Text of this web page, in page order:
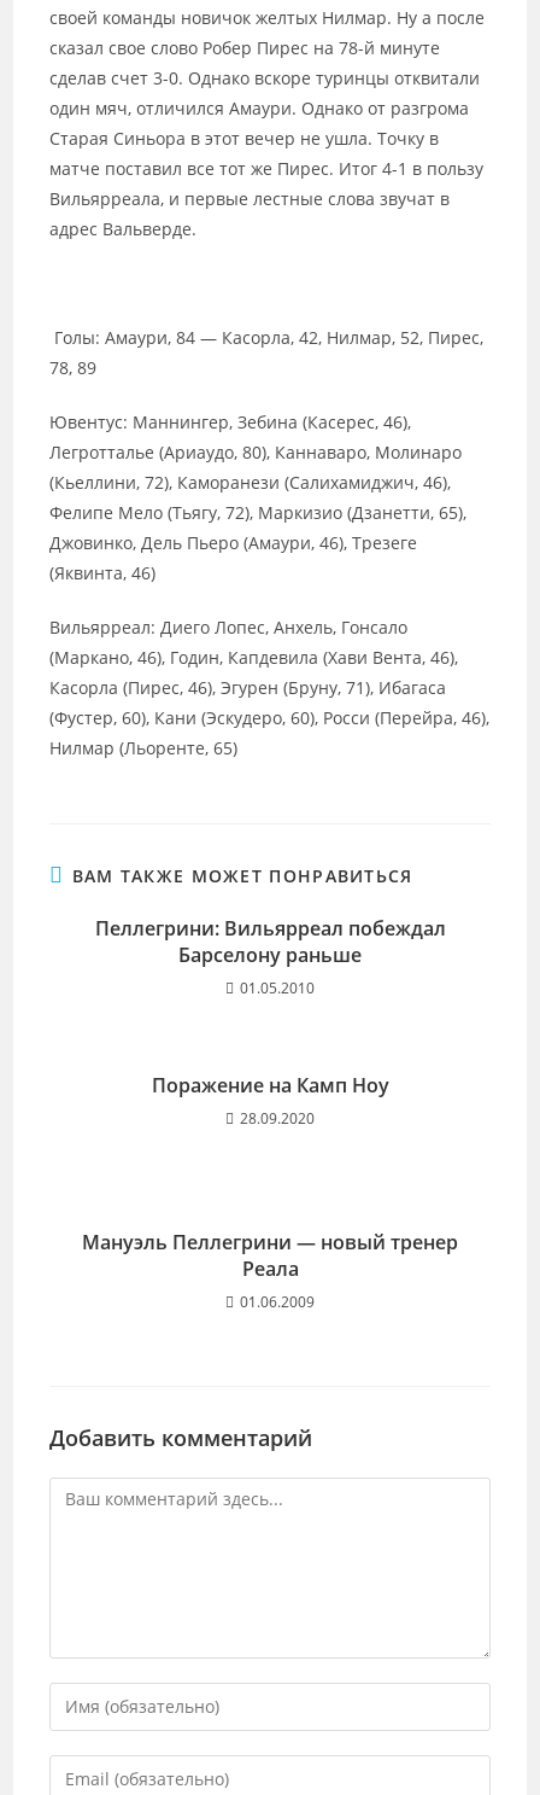
своей команды новичок желтых Нилмар. Ну а после
сказал свое слово Робер Пирес на 78-й минуте
сделав счет 3-0. Однако вскоре туринцы отквитали
один мяч, отличился Амаури. Однако от разгрома
Старая Синьора в этот вечер не ушла. Точку в
матче поставил все тот же Пирес. Итог 4-1 в пользу
Вильярреала, и первые лестные слова звучат в
адрес Вальверде.
Голы: Амаури, 84 — Касорла, 42, Нилмар, 52, Пирес,
78, 89
Ювентус: Маннингер, Зебина (Касерес, 46),
Легротталье (Ариаудо, 80), Каннаваро, Молинаро
(Кьеллини, 72), Каморанези (Салихамиджич, 46),
Фелипе Мело (Тьягу, 72), Маркизио (Дзанетти, 65),
Джовинко, Дель Пьеро (Амаури, 46), Трезеге
(Яквинта, 46)
Вильярреал: Диего Лопес, Анхель, Гонсало
(Маркано, 46), Годин, Капдевила (Хави Вента, 46),
Касорла (Пирес, 46), Эгурен (Бруну, 71), Ибагаса
(Фустер, 60), Кани (Эскудеро, 60), Росси (Перейра, 46),
Нилмар (Льоренте, 65)
ВАМ ТАКЖЕ МОЖЕТ ПОНРАВИТЬСЯ
Пеллегрини: Вильярреал побеждал
Барселону раньше
01.05.2010
Поражение на Камп Ноу
28.09.2020
Мануэль Пеллегрини — новый тренер
Реала
01.06.2009
Добавить комментарий
Комментарий
Введите
свое
имя
или
Введите